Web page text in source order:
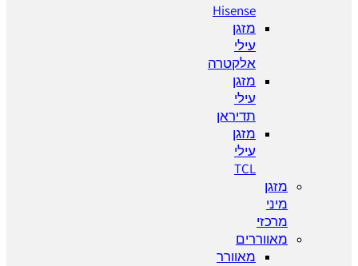
Hisense
מזגן
אלקטרה
מזגן
תדיראן
מזגן
מזגן
מאווררים
מאוורר